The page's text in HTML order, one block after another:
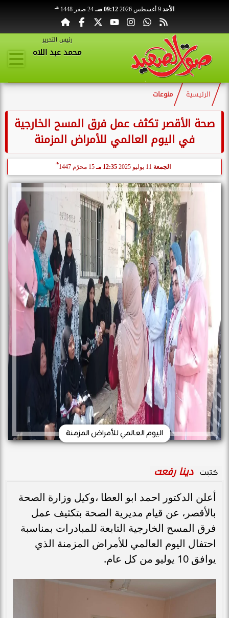
الأحد 09:12 صـ 24 صفر 1448 هـ
رئيس التحرير
محمد عبد اللاه
الرئيسية منوعات
صحة الأقصر تكثف عمل فرق المسح الخارجية
في اليوم العالمي للأمراض المزمنة
الجمعة 12:35 مـ 15 محرّم 1447
هـ
اليوم العالمي للأمراض المزمنة
كتبت دينا رفعت
أعلن الدكتور احمد ابو العطا ،وكيل وزارة الصحة
بالأقصر، عن قيام مديرية الصحة بتكثيف عمل
فرق المسح الخارجية التابعة للمبادرات بمناسبة
احتفال اليوم العالمي للأمراض المزمنة الذي
يوافق 10 يوليو من كل عام.